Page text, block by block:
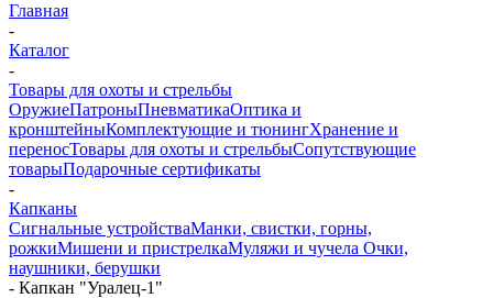
Главная
-
Каталог
-
Товары для охоты и стрельбы
ОружиеПатроныПневматикаОптика и
кронштейныКомплектующие и тюнингХранение и
переносТовары для охоты и стрельбыСопутствующие
товарыПодарочные сертификаты
-
Капканы
Сигнальные устройстваМанки, свистки, горны,
рожкиМишени и пристрелкаМуляжи и чучела Очки,
наушники, берушки
- Капкан "Уралец-1"